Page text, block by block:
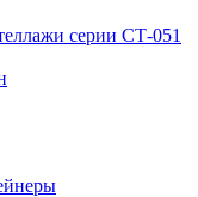
серии СТ-051